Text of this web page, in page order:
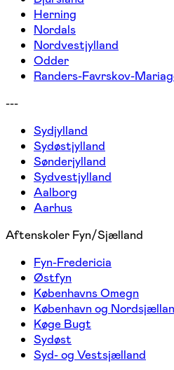
Herning
Nordals
Nordvestjylland
Odder
Randers-Favrskov-
---
Sydjylland
Sydøstjylland
Sønderjylland
Sydvestjylland
Aalborg
Aarhus
Aftenskoler Fyn/Sjælland
Fyn-Fredericia
Østfyn
Københavns Omegn
København og
Køge Bugt
Sydøst
Syd- og Vestsjælland